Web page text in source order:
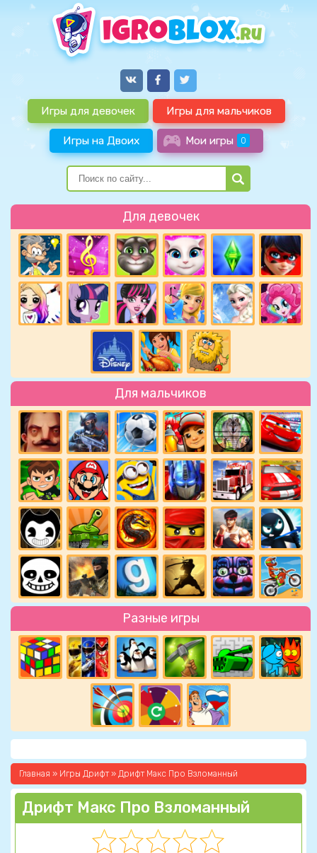
Игры для девочек Игры для мальчиков
Игры на Двоих Мои игры 0
Для девочек
Для мальчиков
Разные игры
Главная » Игры Дрифт» Дрифт Макс Про Взломанный
Дрифт Макс Про Взломанный